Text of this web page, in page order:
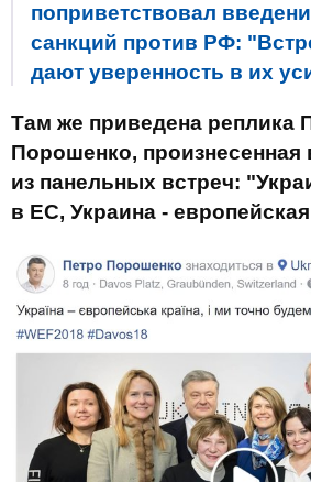
поприветствовал
санкций против РФ:
дают уверенность в их
Там же приведена реплика
Порошенко, произнесенная
из панельных встреч: "
в ЕС, Украина -